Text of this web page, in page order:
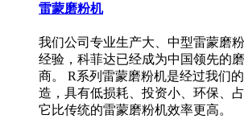
雷蒙磨粉机
我们公司专业生产大、中型雷蒙磨
经验，科菲达已经成为中国领先的
商。 R系列雷蒙磨粉机是经过我们
造，具有低损耗、投资小、环保、
它比传统的雷蒙磨粉机效率更高。